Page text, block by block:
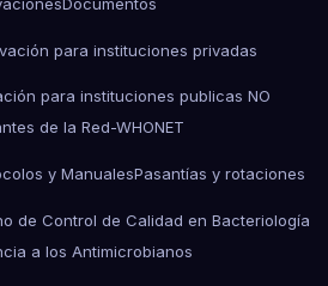
para instituciones privadas
para instituciones publicas NO
de la Red-WHONET
y ManualesPasantías y rotaciones
de Control de Calidad en Bacteriología
a los Antimicrobianos